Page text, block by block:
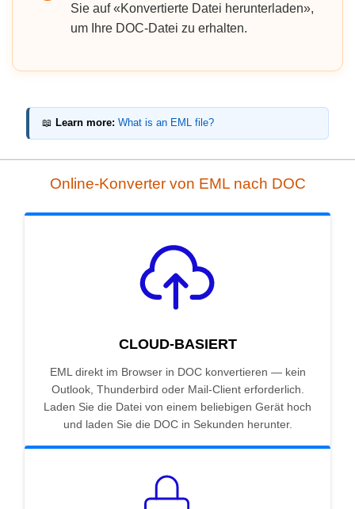
Sie auf «Konvertierte Datei herunterladen»,
um Ihre DOC-Datei zu erhalten.
📖 Learn more: What is an EML file?
Online-Konverter von EML nach DOC
CLOUD-BASIERT
EML direkt im Browser in DOC konvertieren — kein
Outlook, Thunderbird oder Mail-Client erforderlich.
Laden Sie die Datei von einem beliebigen Gerät hoch
und laden Sie die DOC in Sekunden herunter.